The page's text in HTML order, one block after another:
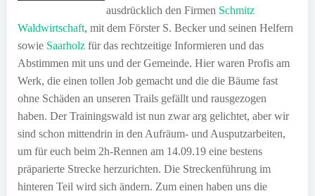
ausdrücklich den Firmen Schmitz
Waldwirtschaft, mit dem Förster S. Becker und seinen Helfern
sowie Saarholz für das rechtzeitige Informieren und das
Abstimmen mit uns und der Gemeinde. Hier waren Profis am
Werk, die einen tollen Job gemacht und die die Bäume fast
ohne Schäden an unseren Trails gefällt und rausgezogen
haben. Der Trainingswald ist nun zwar arg gelichtet, aber wir
sind schon mittendrin in den Aufräum- und Ausputzarbeiten,
um für euch beim 2h-Rennen am 14.09.19 eine bestens
präparierte Strecke herzurichten. Die Streckenführung im
hinteren Teil wird sich ändern. Zum einen haben uns die